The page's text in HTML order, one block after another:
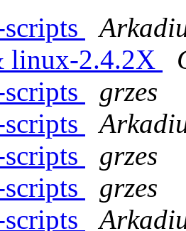
linux-2.4.2X
grzes
grzes
grzes